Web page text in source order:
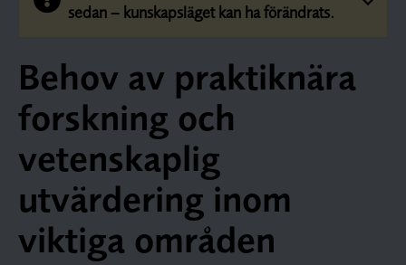
sedan – kunskapsläget kan ha förändrats.
Behov av praktiknära
forskning och
vetenskaplig
utvärdering inom
viktiga områden